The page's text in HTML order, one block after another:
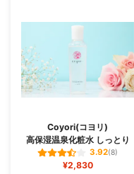
Coyori(コヨリ)
高保湿温泉化粧水 しっとり
3.92(8)
¥2,830